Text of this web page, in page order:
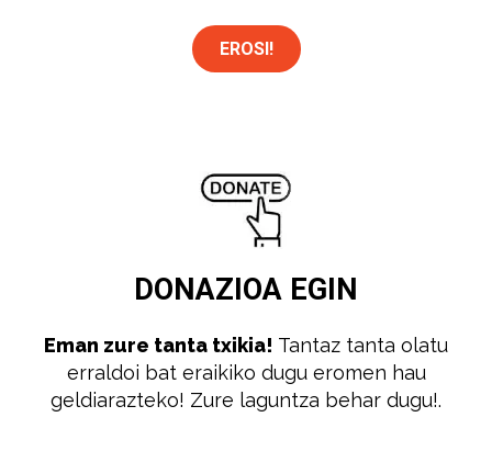
EROSI!
DONAZIOA EGIN
Eman zure tanta txikia! Tantaz tanta olatu
erraldoi bat eraikiko dugu eromen hau
geldiarazteko! Zure laguntza behar dugu!.